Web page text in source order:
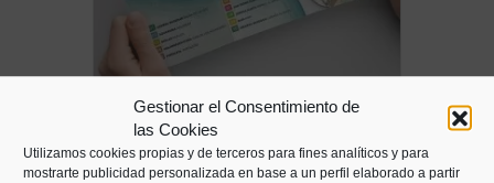
Gestionar el Consentimiento de
las Cookies
Utilizamos cookies propias y de terceros para fines analíticos y para
mostrarte publicidad personalizada en base a un perfil elaborado a partir
La Jarana pista jolasa
3,00€